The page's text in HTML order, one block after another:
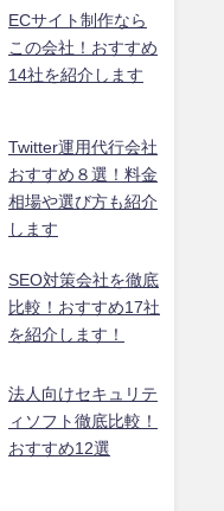
ECサイト制作なら
この会社！おすすめ
14社を紹介します
Twitter運用代行会社
おすすめ８選！料金
相場や選び方も紹介
します
SEO対策会社を徹底
比較！おすすめ17社
を紹介します！
法人向けセキュリテ
ィソフト徹底比較！
おすすめ12選